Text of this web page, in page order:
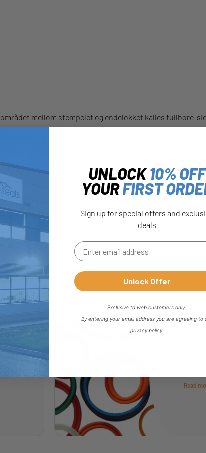
mellom stempelet og endelokket kalles fullbore-
bli trukket inn, noe som gir et lukket senter.
som oljen fra den annulære siden (lavtrykk)
fra anleggsmaskiner og gruvedrift som gravemaskiner
til håndverktøy, tivoliattraksjoner og til og med
for enheter inkludert hydrauliske sylindere. Handle på
Read
UNLOCK10% OFF
YOURFIRST
Sign up for special offers and
deals
Unlock Offer
Exclusive to web customers only.
By entering your email address you are agreeing to
privacy policy.